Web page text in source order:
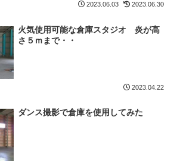
2023.06.03 2023.06.30
火気使用可能な倉庫スタジオ 炎が高
さ５ｍまで・・
2023.04.22
ダンス撮影で倉庫を使用してみた